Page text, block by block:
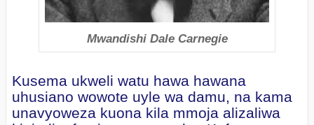
Mwandishi Dale Carnegie
Kusema ukweli watu hawa hawana
uhusiano wowote uyle wa damu, na kama
unavyoweza kuona kila mmoja alizaliwa